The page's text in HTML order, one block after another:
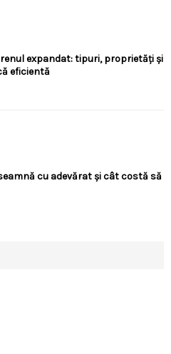
expandat: tipuri, proprietăți și
eficientă
cu adevărat și cât costă să